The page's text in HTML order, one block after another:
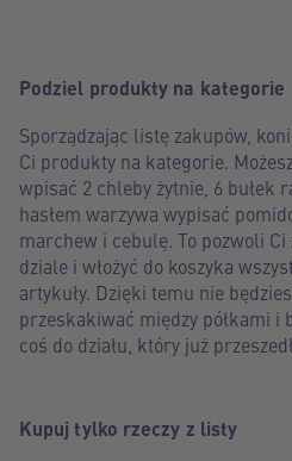
Podziel produkty na kategorie
Sporządzając listę zakupów,
Ci produkty na kategorie.
wpisać 2 chleby żytnie, 6 bułek
hasłem warzywa wypisać
marchew i cebulę. To pozwoli
dziale i włożyć do koszyka
artykuły. Dzięki temu nie
przeskakiwać między półkami i
coś do działu, który już
Kupuj tylko rzeczy z listy